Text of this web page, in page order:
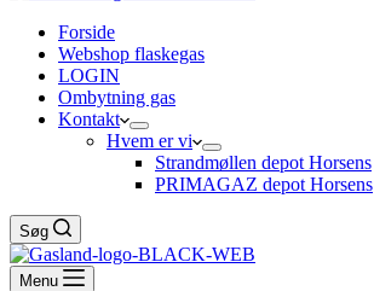
Forside
Webshop flaskegas
LOGIN
Ombytning gas
Kontakt
Hvem er vi
Strandmøllen depot Horsens
PRIMAGAZ depot Horsens
Søg
Menu